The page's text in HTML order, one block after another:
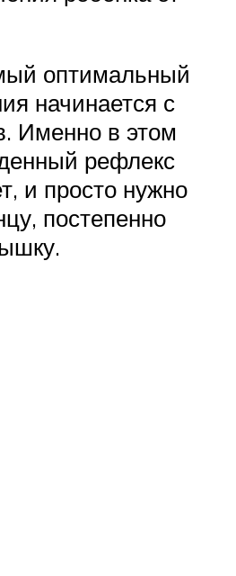
оптимальный
начинается с
Именно в этом
рефлекс
и просто нужно
постепенно